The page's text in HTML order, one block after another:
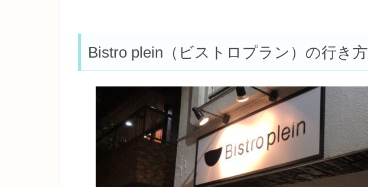
Bistro plein（ビストロプラン）の行き方